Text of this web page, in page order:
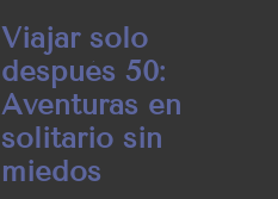
Viajar solo
después 50:
Aventuras en
solitario sin
miedos